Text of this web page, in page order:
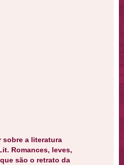
sobre a literatura
Romances, leves,
são o retrato da